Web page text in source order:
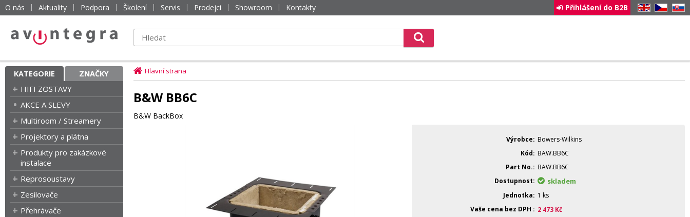
O nás Aktuality Podpora Školení Servis Prodejci Showroom Kontakty EN CZ SK
Přihlášení do B2B
KATEGORIE ZNAČKY
HIFI ZOSTAVY
AKCE A SLEVY
Multiroom / Streamery
Projektory a plátna
Produkty pro zakázkové
instalace
Reprosoustavy
Zesilovače
Přehrávače
Hlavní strana
B&W BB6C
B&W BackBox
Výrobce
Bowers-Wilkins
Kód
BAW.BB6C
Part No.
BAW.BB6C
Dostupnost
skladem
Jednotka
1 ks
Vaše cena bez DPH
2 473 Kč